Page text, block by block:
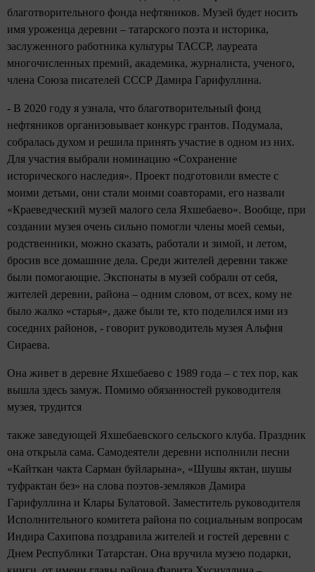
благотворительного фонда нефтяников. Музей будет носить
имя уроженца деревни – татарского поэта и историка,
заслуженного работника культуры ТАССР, лауреата
многочисленных премий, академика, журналиста, ученого,
члена Союза писателей СССР Дамира Гарифуллина.
- В 2020 году я узнала, что благотворительный фонд
нефтяников организовывает конкурс грантов. Подумала,
собралась духом и решила принять участие в одном из них.
Для участия выбрали номинацию «Сохранение
исторического наследия». Проект подготовили вместе с
моими детьми, они стали моими соавторами, его назвали
«Краеведческий музей малого села Яхшебаево». Вообще, при
создании музея очень сильно помогли члены моей семьи,
родственники, можно сказать, работали и зимой, и летом,
бросив все домашние дела. Среди жителей деревни также
были помогающие. Экспонаты в музей собрали от себя,
жителей деревни, района – одним словом, от всех, кому не
было жалко «старья», даже были те, кто поделился ими из
соседних районов, - говорит руководитель музея Альфия
Сираева.
Она живет в деревне Яхшебаево с 1989 года – с тех пор, как
вышла здесь замуж. Помимо обязанностей руководителя
музея, трудится
также заведующей Яхшебаевского сельского клуба. Праздник
она открыла сама. Самодеятели деревни исполнили песни
«Кайткан чакта Сарман буйларына», «Шушы яктан, шушы
туфрактан без» на слова поэтов-земляков Дамира
Гарифуллина и Клары Булатовой. Заместитель руководителя
Исполнительного комитета района по социальным вопросам
Индира Сахипова поздравила жителей и гостей деревни с
Днем Республики Татарстан. Она вручила музею подарки,